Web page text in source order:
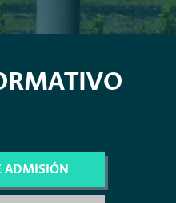
ADMISIÓN